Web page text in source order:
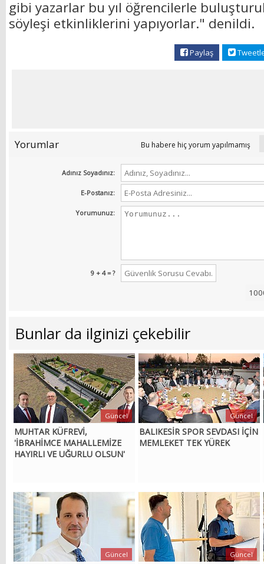
gibi yazarlar bu yıl öğrencilerle
söyleşi etkinliklerini yapıyorlar." denildi.
Paylaş
Yorumlar Bu habere hiç yorum yapılmamış
Adınız Soyadınız:
E-Postanız:
Yorumunuz:
9 + 4 = ?
Bunlar da ilginizi çekebilir
MUHTAR KÜFREVİ,
'İBRAHİMCE MAHALLEMİZE
HAYIRLI VE UĞURLU OLSUN'
Güncel
BALIKESİR SPOR SEVDASI İÇİN
MEMLEKET TEK YÜREK
Güncel
Güncel Güncel